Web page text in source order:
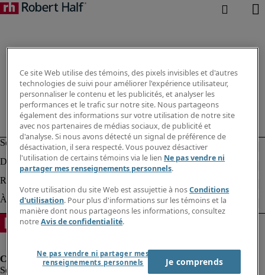
Ce site Web utilise des témoins, des pixels invisibles et d'autres
technologies de suivi pour améliorer l'expérience utilisateur,
personnaliser le contenu et les publicités, et analyser les
performances et le trafic sur notre site. Nous partageons
également des informations sur votre utilisation de notre site
avec nos partenaires de médias sociaux, de publicité et
d'analyse. Si nous avons détecté un signal de préférence de
désactivation, il sera respecté. Vous pouvez désactiver
l'utilisation de certains témoins via le lien Ne pas vendre ni
partager mes renseignements personnels.
Votre utilisation du site Web est assujettie à nosConditions
d'utilisation. Pour plus d'informations sur les témoins et la
manière dont nous partageons les informations, consultez
notreAvis de confidentialité.
Ne pas vendre ni partager mes
renseignements personnels
Je comprends